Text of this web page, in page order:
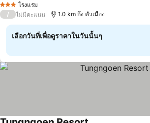
3 ดาว โรงแรม
/ ไม่มีคะแนน 1.0 km ถึง ตัวเมือง
เลือกวันที่เพื่อดูราคาในวันนั้นๆ